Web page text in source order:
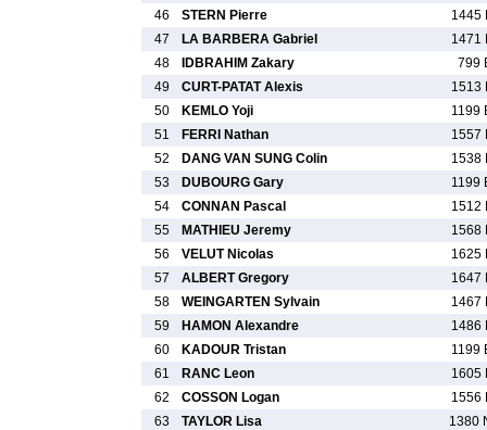
46
STERN Pierre
1445
47
LA BARBERA Gabriel
1471
48
IDBRAHIM Zakary
799
49
CURT-PATAT Alexis
1513
50
KEMLO Yoji
1199
51
FERRI Nathan
1557
52
DANG VAN SUNG Colin
1538
53
DUBOURG Gary
1199
54
CONNAN Pascal
1512
55
MATHIEU Jeremy
1568
56
VELUT Nicolas
1625
57
ALBERT Gregory
1647
58
WEINGARTEN Sylvain
1467
59
HAMON Alexandre
1486
60
KADOUR Tristan
1199
61
RANC Leon
1605
62
COSSON Logan
1556
63
TAYLOR Lisa
1380